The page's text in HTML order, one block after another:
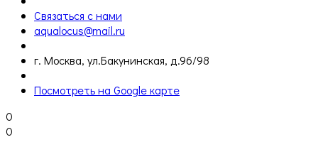
Связаться с нами
aqualocus@mail.ru
г. Москва, ул.Бакунинская, д.96/98
Посмотреть на Google карте
0
0